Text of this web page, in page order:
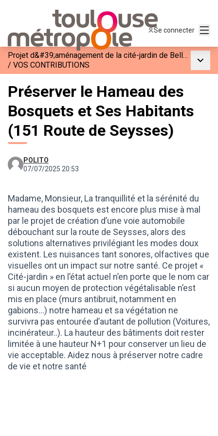
Se connecter
Projet d&#39;aménagement de la cité-jardin de Bellefontaine
/ VOS CONTRIBUTIONS
Préserver le Hameau des
Bosquets et Ses Habitants
(151 Route de Seysses)
POLITO
07/07/2025 20:53
Madame, Monsieur, La tranquillité et la sérénité du
hameau des bosquets est encore plus mise à mal
par le projet de création d’une voie automobile
débouchant sur la route de Seysses, alors des
solutions alternatives privilégiant les modes doux
existent. Les nuisances tant sonores, olfactives que
visuelles ont un impact sur notre santé. Ce projet «
Cité-jardin » en l’état actuel n’en porte que le nom car
si aucun moyen de protection végétalisable n’est
mis en place (murs antibruit, notamment en
gabions…) notre hameau et sa végétation ne
survivra pas entourée d’autant de pollution (Voitures,
incinérateur..). La hauteur des bâtiments doit rester
limitée à une hauteur N+1 pour conserver un lieu de
vie acceptable. Aidez nous à préserver notre cadre
de vie et notre santé